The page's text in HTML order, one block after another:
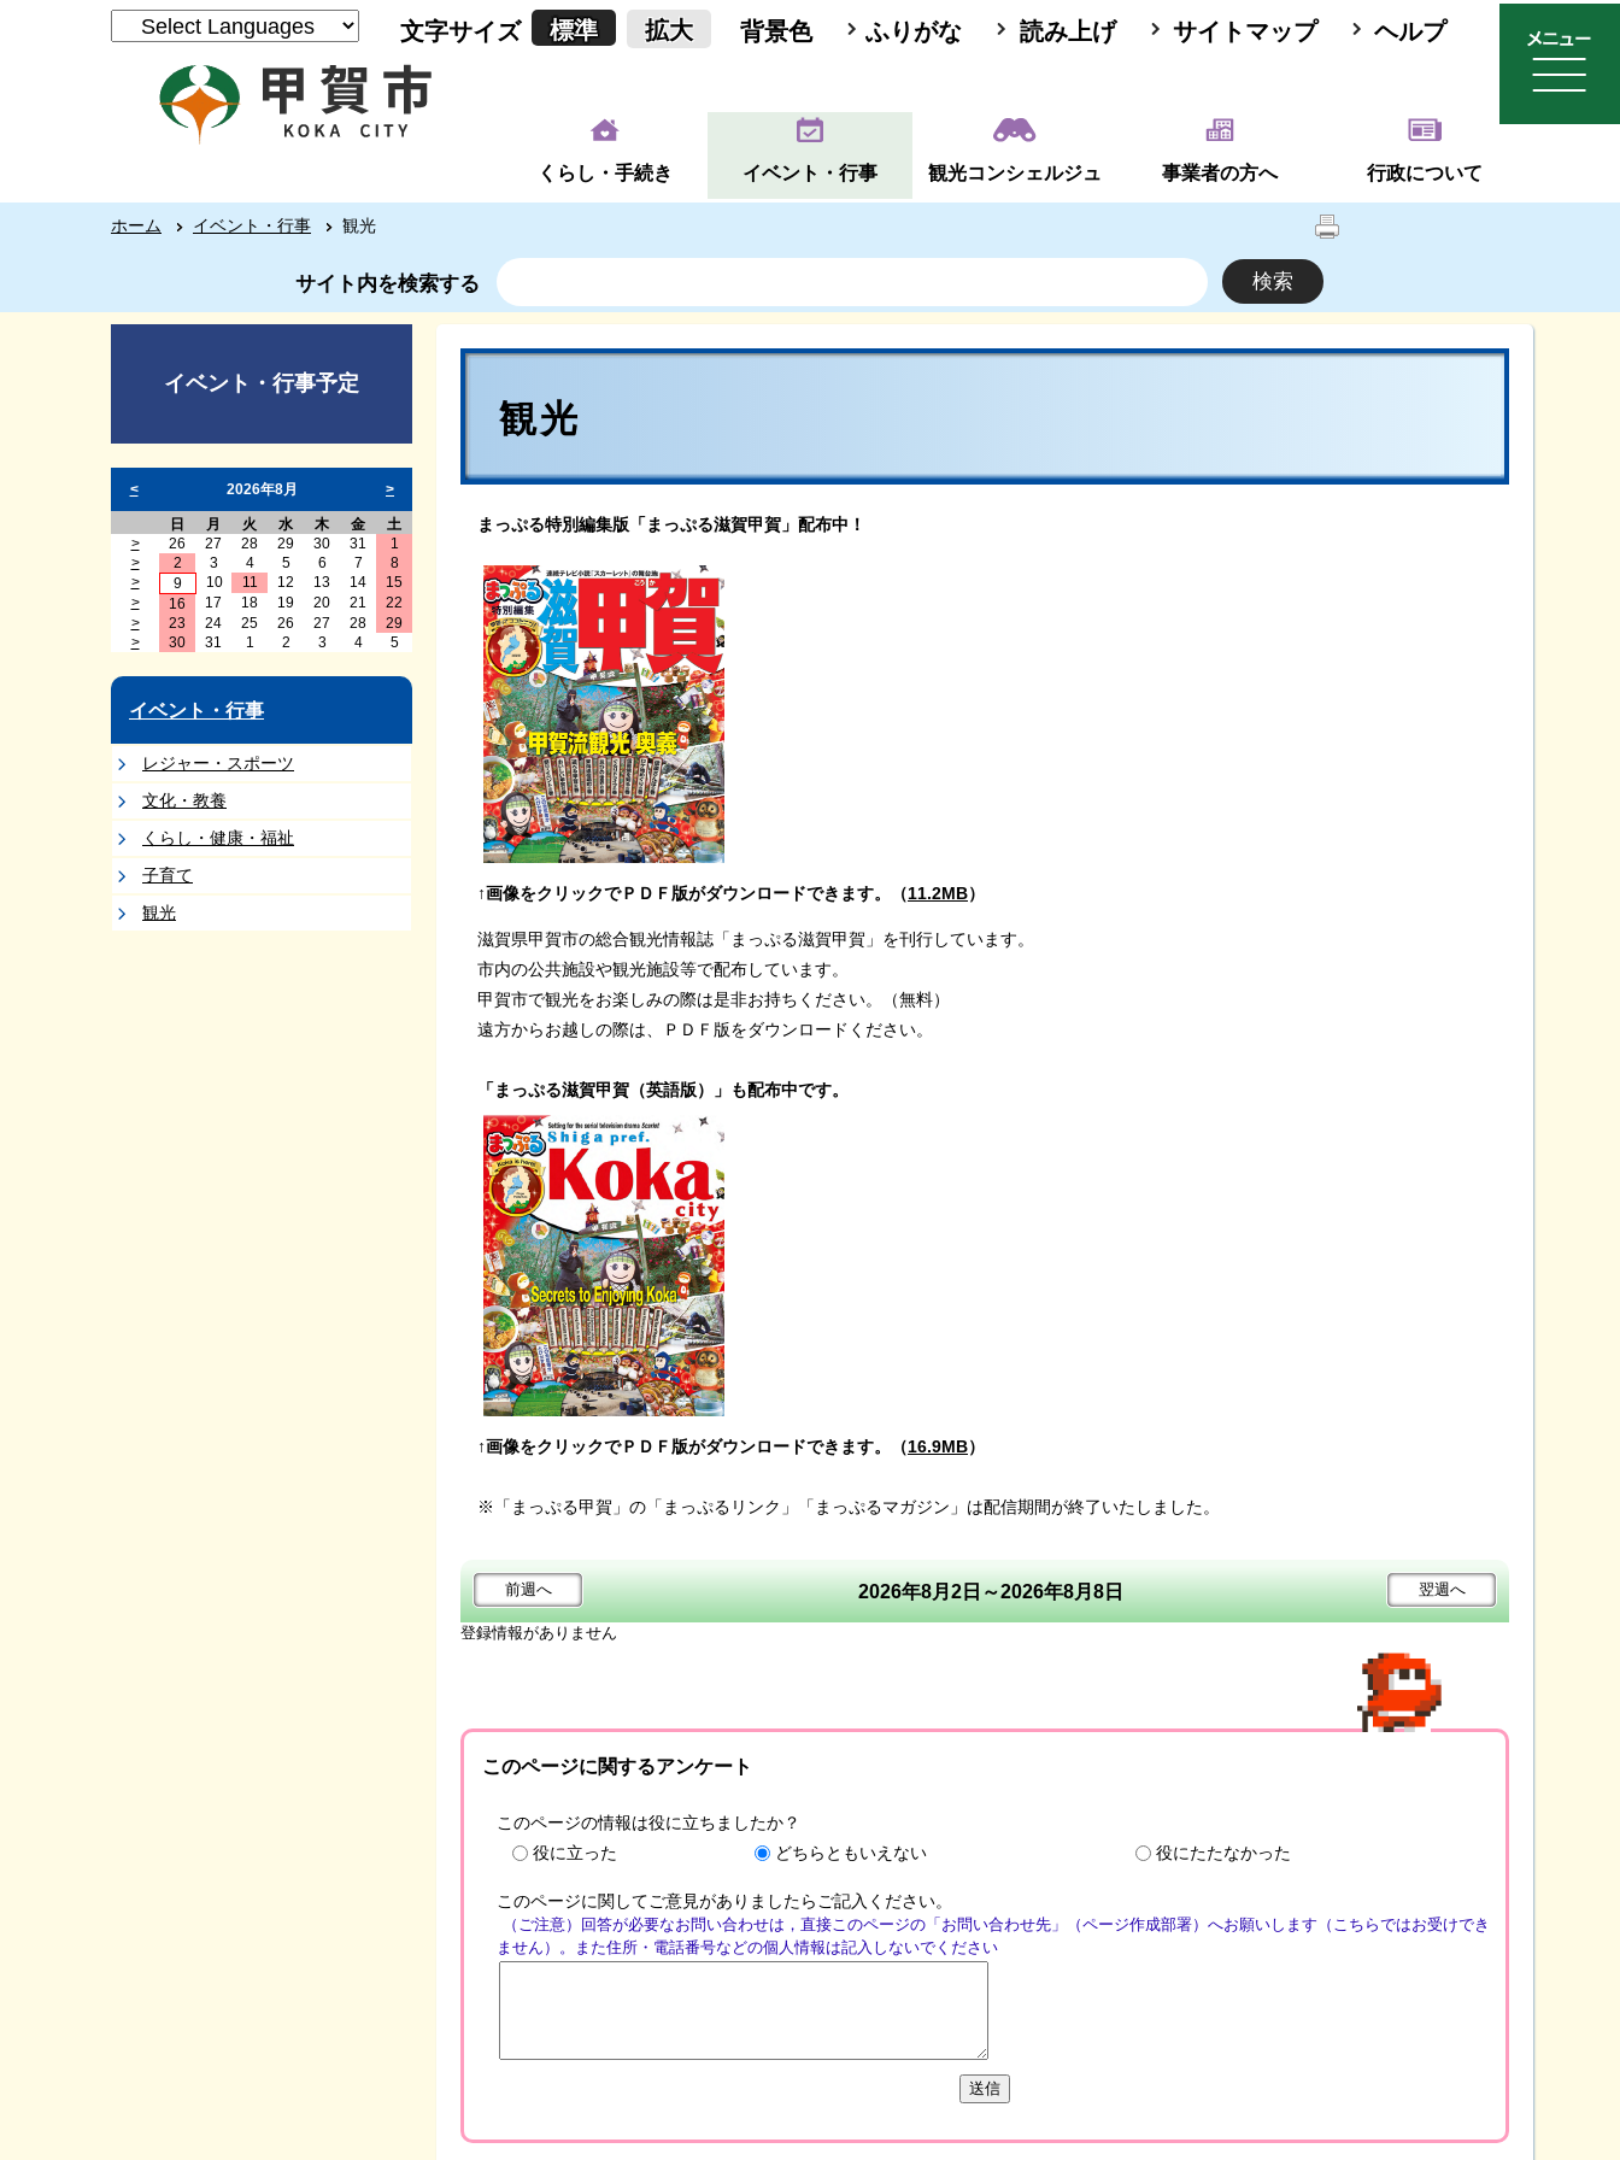
文字サイズ 標準 拡大 背景色 ふりがな 読み上げ サイトマップ ヘルプ
くらし・手続き イベント・行事 観光コンシェルジュ 事業者の方へ 行政について
ホーム イベント・行事 観光
サイト内を検索する
イベント・行事予定
< 2026年8月 >
日 月 火 水 木 金
土
>
26 27 28 29 30 31
1
>
2 3 4 5 6 7
8
>
9 10 11 12 13 14
15
>
16 17 18 19 20 21
22
>
23 24 25 26 27 28
29
>
30 31 1 2 3 4 5
イベント・行事
レジャー・スポーツ
文化・教養
くらし・健康・福祉
子育て
観光
観光
まっぷる特別編集版「まっぷる滋賀甲賀」配布中！
↑画像をクリックでＰＤＦ版がダウンロードできます。（11.2MB）
滋賀県甲賀市の総合観光情報誌「まっぷる滋賀甲賀」を刊行しています。
市内の公共施設や観光施設等で配布しています。
甲賀市で観光をお楽しみの際は是非お持ちください。（無料）
遠方からお越しの際は、ＰＤＦ版をダウンロードください。
「まっぷる滋賀甲賀（英語版）」も配布中です。
↑画像をクリックでＰＤＦ版がダウンロードできます。（16.9MB）
※「まっぷる甲賀」の「まっぷるリンク」「まっぷるマガジン」は配信期間が終了いたしました。
2026年8月2日～2026年8月8日 翌週 へ
前週 へ
登録情報がありません
このページに関するアンケート
このページの情報は役に立ちましたか？
役に立った
どちらともいえない 役にたたなかった
このページに関してご意見がありましたらご記入ください。
（ご注意）回答が必要なお問い合わせは，直接このページの「お問い合わせ先」（ページ作成部署）へお願いします（こちらではお受けでき
ません）。また住所・電話番号などの個人情報は記入しないでください